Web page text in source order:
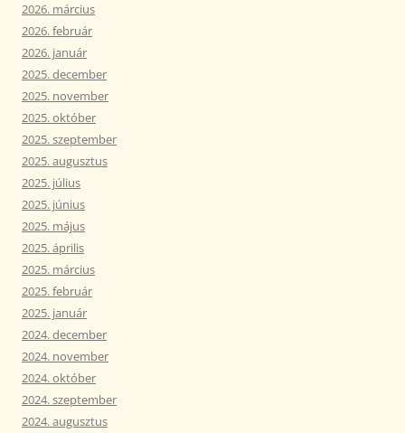
2026. március
2026. február
2026. január
2025. december
2025. november
2025. október
2025. szeptember
2025. augusztus
2025. július
2025. június
2025. május
2025. április
2025. március
2025. február
2025. január
2024. december
2024. november
2024. október
2024. szeptember
2024. augusztus